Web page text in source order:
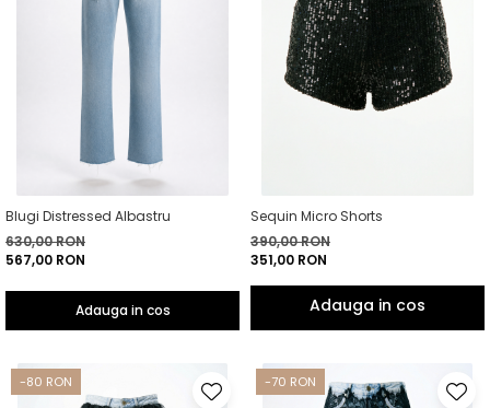
Blugi Distressed Albastru
630,00 RON
567,00 RON
Adauga in cos
Sequin Micro Shorts
390,00 RON
351,00 RON
-80 RON -70 RON